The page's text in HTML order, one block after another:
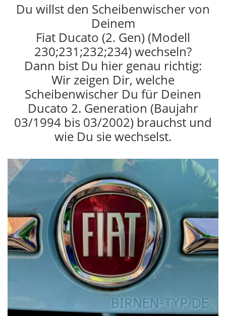
Du willst den Scheibenwischer von
Deinem
Fiat Ducato (2. Gen) (Modell
230;231;232;234) wechseln?
Dann bist Du hier genau richtig:
Wir zeigen Dir, welche
Scheibenwischer Du für Deinen
Ducato 2. Generation (Baujahr
03/1994 bis 03/2002) brauchst und
wie Du sie wechselst.